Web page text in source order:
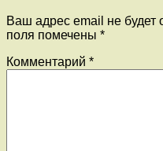
Ваш адрес email не будет
поля помечены *
Комментарий *